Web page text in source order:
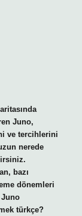
Juno,
ve tercihlerini
nerede
bazı
dönemleri
türkçe?